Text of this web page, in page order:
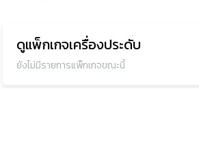
ดูแพ็กเกจเครื่องประดับ
ยังไม่มีรายการแพ็กเกจขณะนี้